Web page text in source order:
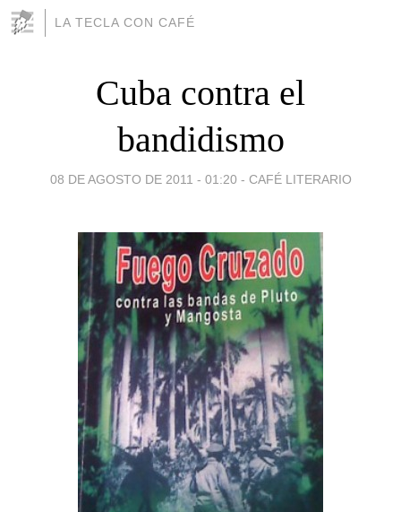
LA TECLA CON CAFÉ
Cuba contra el
bandidismo
08 DE AGOSTO DE 2011 - 01:20 - CAFÉ LITERARIO